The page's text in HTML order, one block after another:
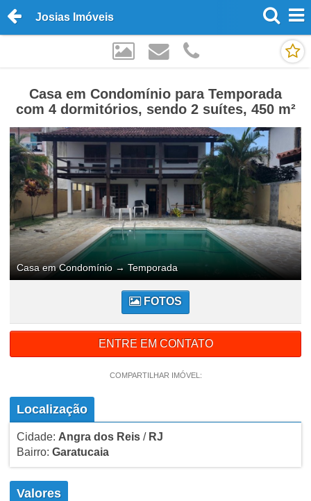
Josias Imóveis
Casa em Condomínio para Temporada
com 4 dormitórios, sendo 2 suítes, 450 m²
Casa em Condomínio → Temporada
FOTOS
ENTRE EM CONTATO
COMPARTILHAR IMÓVEL:
Localização
Cidade: Angra dos Reis/ RJ
Bairro: Garatucaia
Valores